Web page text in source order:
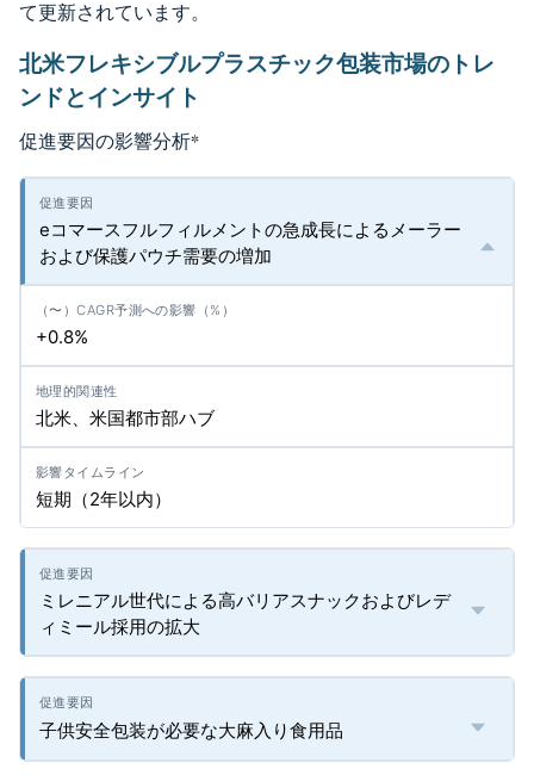
て更新されています。
北米フレキシブルプラスチック包装市場のトレ
ンドとインサイト
促進要因の影響分析*
eコマースフルフィルメントの急成長によるメーラー
および保護パウチ需要の増加
+0.8%
北米、米国都市部ハブ
短期（2年以内）
ミレニアル世代による高バリアスナックおよびレデ
ィミール採用の拡大
子供安全包装が必要な大麻入り食用品